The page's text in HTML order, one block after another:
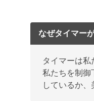
なぜタイマー
タイマーは
私たちを制御
しているか